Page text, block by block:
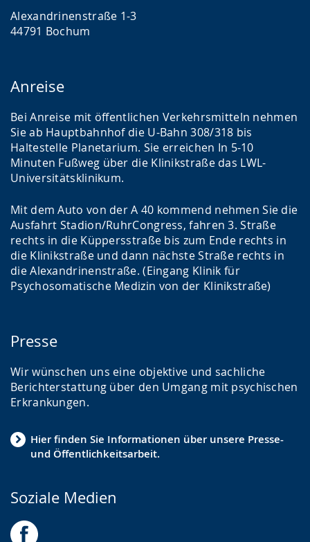
Alexandrinenstraße 1-3
44791 Bochum
Anreise
Bei Anreise mit öffentlichen Verkehrsmitteln nehmen
Sie ab Hauptbahnhof die U-Bahn 308/318 bis
Haltestelle Planetarium. Sie erreichen In 5-10
Minuten Fußweg über die Klinikstraße das LWL-
Universitätsklinikum.
Mit dem Auto von der A 40 kommend nehmen Sie die
Ausfahrt Stadion/RuhrCongress, fahren 3. Straße
rechts in die Küppersstraße bis zum Ende rechts in
die Klinikstraße und dann nächste Straße rechts in
die Alexandrinenstraße. (Eingang Klinik für
Psychosomatische Medizin von der Klinikstraße)
Presse
Wir wünschen uns eine objektive und sachliche
Berichterstattung über den Umgang mit psychischen
Erkrankungen.
Hier finden Sie Informationen über unsere Presse-
und Öffentlichkeitsarbeit.
Soziale Medien